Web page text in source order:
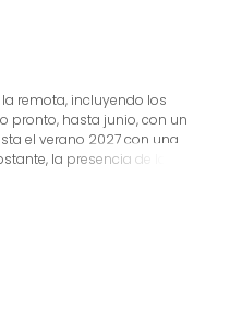
remota, incluyendo los
pronto, hasta junio, con un
el verano 2027 con una
la presencia de la